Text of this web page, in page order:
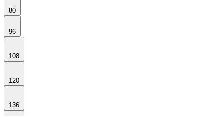
80
96
108
120
136